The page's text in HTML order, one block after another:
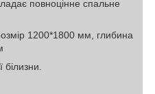
повноцінне спальне
1200*1800 мм, глибина